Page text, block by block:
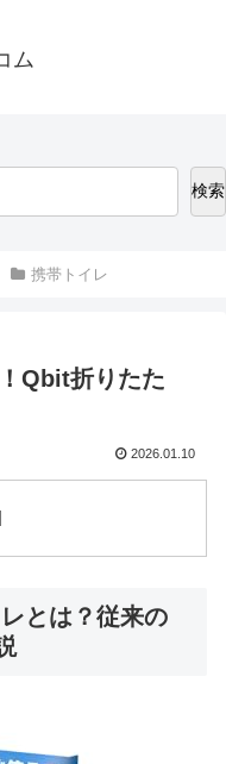
ム
検索
携帯トイレ
Qbit折りたた
2026.01.10
とは？従来の